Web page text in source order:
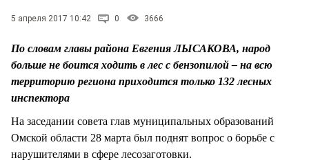
5 апреля 2017 10:42 0 3666
По словам главы района Евгения ЛЫСАКОВА, народ
больше не боится ходить в лес с бензопилой – на всю
территорию региона приходится только 132 лесных
инспектора
На заседании совета глав муниципальных образований
Омской области 28 марта был поднят вопрос о борьбе с
нарушителями в сфере лесозаготовки.